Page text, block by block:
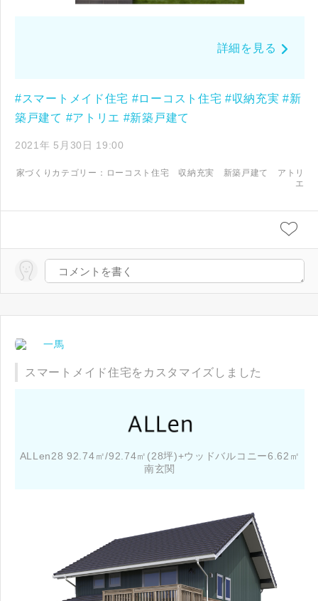
詳細を見る
#スマートメイド住宅 #ローコスト住宅 #収納充実 #新
築戸建て #アトリエ #新築戸建て
2021年 5月30日 19:00
家づくりカテゴリー： ローコスト住宅 収納充実 新築戸建て
アトリ
エ
一馬
スマートメイド住宅をカスタマイズしました
ALLen28 92.74㎡/92.74㎡(28坪)+ウッドバルコニー6.62㎡
南玄関